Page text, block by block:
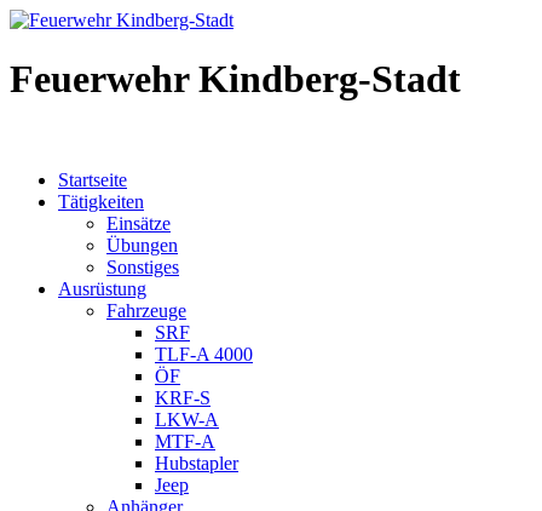
Feuerwehr Kindberg-Stadt
Startseite
Tätigkeiten
Einsätze
Übungen
Sonstiges
Ausrüstung
Fahrzeuge
SRF
TLF-A 4000
ÖF
KRF-S
LKW-A
MTF-A
Hubstapler
Jeep
Anhänger